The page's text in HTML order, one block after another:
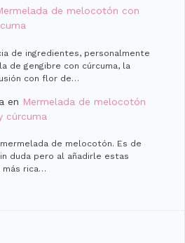
de melocotón con
de ingredientes, personalmente
de gengibre con cúrcuma, la
con flor de…
en Mermelada de melocotón
cúrcuma
de melocotón. Es de
duda pero al añadirle estas
más rica…